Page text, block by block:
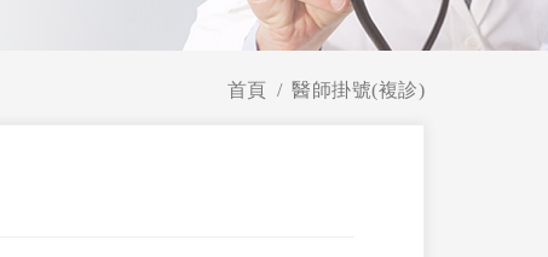
首頁 醫師掛號(複診)